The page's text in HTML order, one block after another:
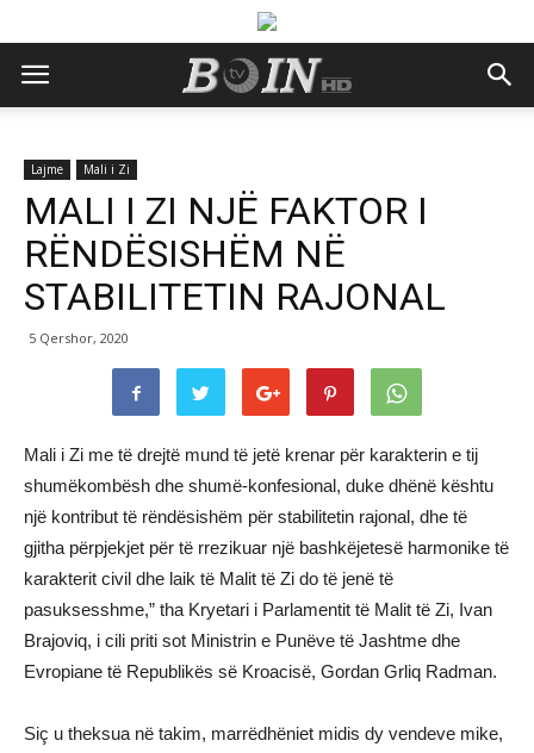
Lajme Mali i Zi
MALI I ZI NJË FAKTOR I
RËNDËSISHËM NË
STABILITETIN RAJONAL
5 Qershor, 2020
Mali i Zi me të drejtë mund të jetë krenar për karakterin e tij
shumëkombësh dhe shumë-konfesional, duke dhënë kështu
një kontribut të rëndësishëm për stabilitetin rajonal, dhe të
gjitha përpjekjet për të rrezikuar një bashkëjetesë harmonike të
karakterit civil dhe laik të Malit të Zi do të jenë të
pasuksesshme,” tha Kryetari i Parlamentit të Malit të Zi, Ivan
Brajoviq, i cili priti sot Ministrin e Punëve të Jashtme dhe
Evropiane të Republikës së Kroacisë, Gordan Grliq Radman.
Siç u theksua në takim, marrëdhëniet midis dy vendeve mike,